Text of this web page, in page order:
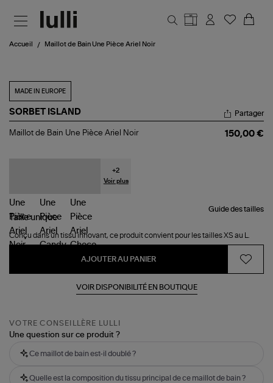
Accueil Maillot de Bain Une Pièce Ariel Noir
MADE IN EUROPE
SORBET ISLAND
Maillot
Partager
Maillot de Bain Une Pièce Ariel Noir 150,00 €
+2
Voir plus
Guide des tailles
Tailleunique
Conçu dans un tissu innovant, ce produit convient pour les tailles XS au L.
AJOUTER AU PANIER
VOIR DISPONIBILITÉ EN BOUTIQUE
VOTRE CONSEILLÈRE LULLI
Une question sur ce produit ?
Ce maillot de bain est-il doublé ?
Quelle est la composition du tissu principal de ce maillot de bain ?